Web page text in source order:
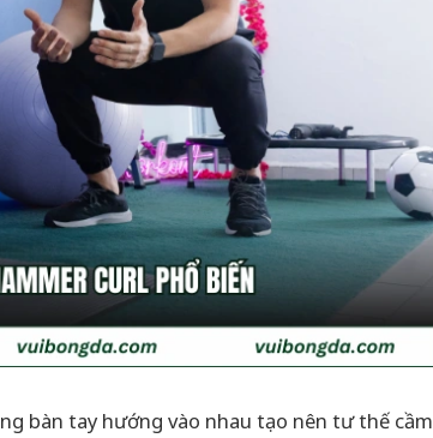
bàn tay hướng vào nhau tạo nên tư thế cầm